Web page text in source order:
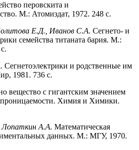
перовскита и
М.: Атомиздат, 1972. 248 с.
Е.Д., Иванов С.А. Сегнето- и
семейства титаната бария. М.:
Сегнетоэлектрики и родственные им
1981. 736 с.
вещество с гигантским значением
проницаемости. Химия и Химики.
Лопаткин А.А. Математическая
данных. М.: МГУ, 1970.